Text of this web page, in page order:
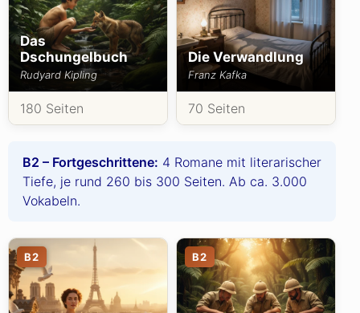
Das
Dschungelbuch
Rudyard Kipling
180 Seiten
Die Verwandlung
Franz Kafka
70 Seiten
B2 – Fortgeschrittene: 4 Romane mit literarischer
Tiefe, je rund 260 bis 300 Seiten. Ab ca. 3.000
Vokabeln.
B2 B2